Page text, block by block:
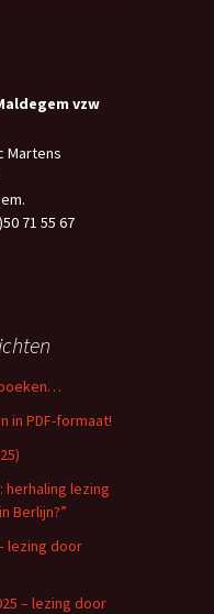
vzw
Martens
71 55 67
in PDF-formaat!
herhaling lezing
Berlijn?”
lezing door
– lezing door